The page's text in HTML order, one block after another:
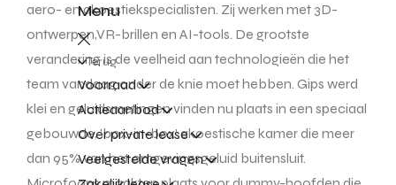
Menu
Terug
Voorraad
Actieaanbod
Over private lease
Veelgestelde vragen
aero- en akoestiekspecialisten. Zij werken met 3D-
ontwerpen,VR-brillen en AI-tools. De grootste
verandering is de veelheid aan technologieën die het
team vandaag onder de knie moet hebben. Gips werd
klei en geluidsmetingen vinden nu plaats in een speciaal
gebouwde, 'box-in-box' akoestische kamer die meer
dan 95% van het omgevingsgeluid buitensluit.